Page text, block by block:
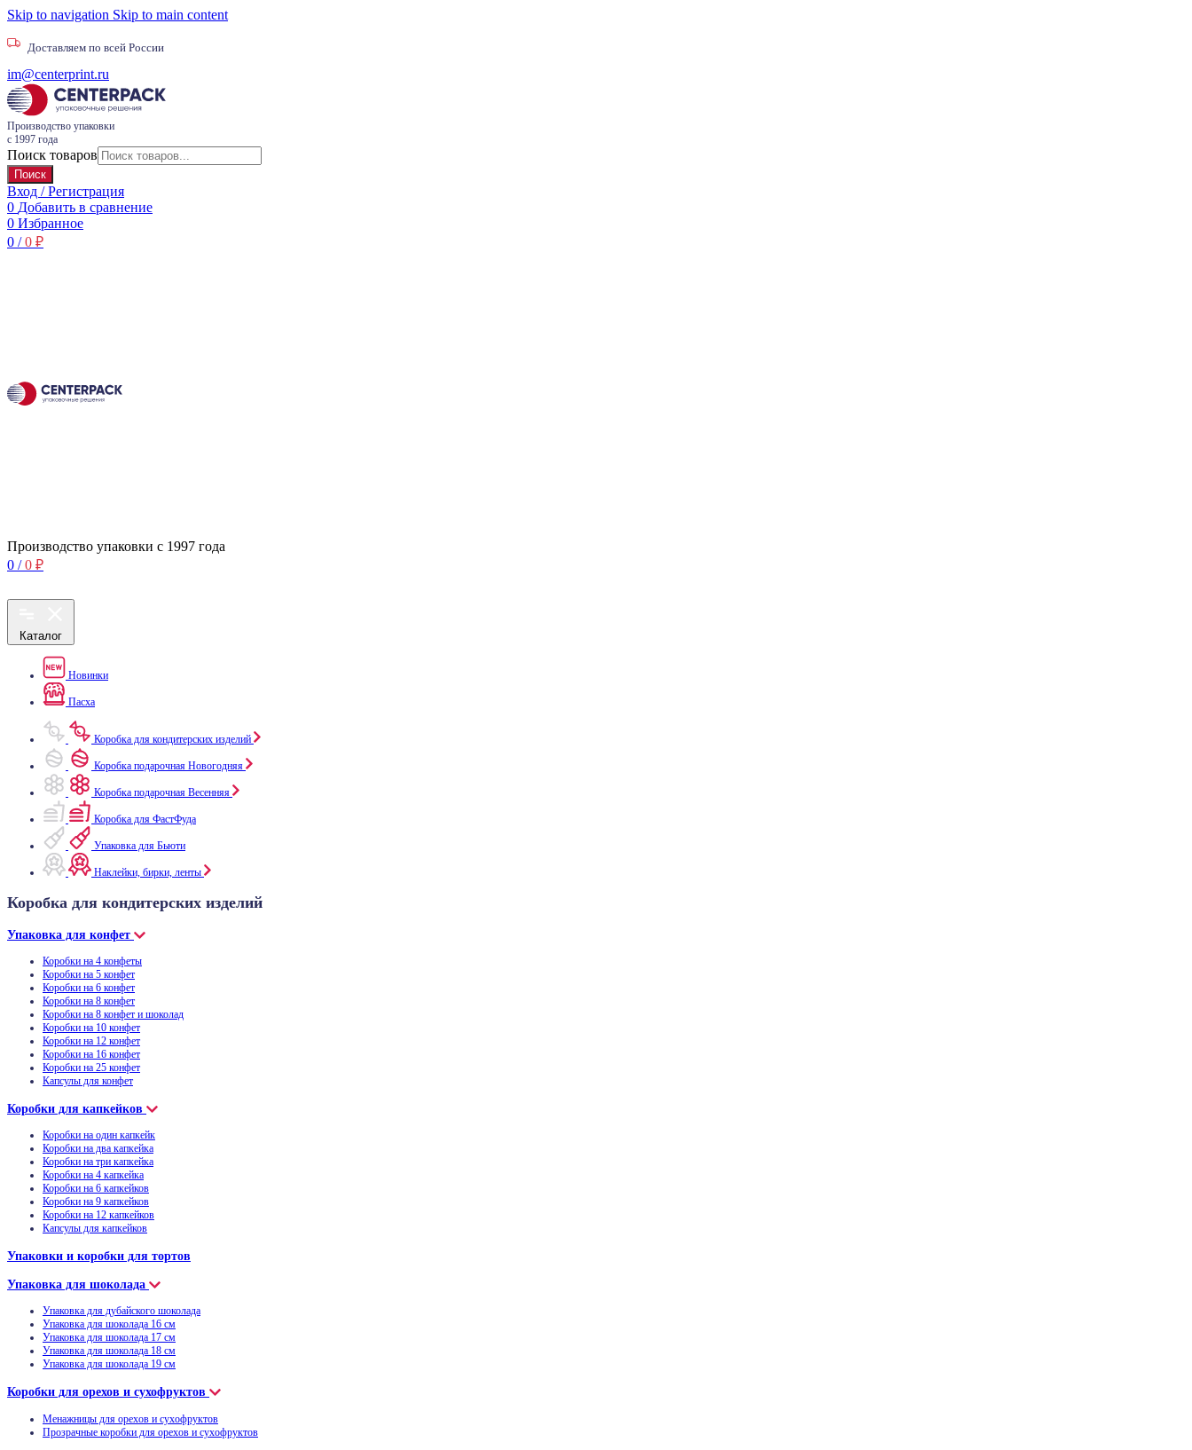
Skip to navigation Skip to main content
Доставляем по всей России
im@centerprint.ru
Производство упаковки
с 1997 года
Поиск товаров
Поиск
Вход / Регистрация
0 Добавить в сравнение
0 Избранное
0 / 0 ₽
Производство упаковки с 1997 года
0 / 0 ₽
Каталог
Новинки
Пасха
Коробка для кондитерских изделий
Коробка подарочная Новогодняя
Коробка подарочная Весенняя
Коробка для ФастФуда
Упаковка для Бьюти
Наклейки, бирки, ленты
Коробка для кондитерских изделий
Упаковка для конфет
Коробки на 4 конфеты
Коробки на 5 конфет
Коробки на 6 конфет
Коробки на 8 конфет
Коробки на 8 конфет и шоколад
Коробки на 10 конфет
Коробки на 12 конфет
Коробки на 16 конфет
Коробки на 25 конфет
Капсулы для конфет
Коробки для капкейков
Коробки на один капкейк
Коробки на два капкейка
Коробки на три капкейка
Коробки на 4 капкейка
Коробки на 6 капкейков
Коробки на 9 капкейков
Коробки на 12 капкейков
Капсулы для капкейков
Упаковки и коробки для тортов
Упаковка для шоколада
Упаковка для дубайского шоколада
Упаковка для шоколада 16 см
Упаковка для шоколада 17 см
Упаковка для шоколада 18 см
Упаковка для шоколада 19 см
Коробки для орехов и сухофруктов
Менажницы для орехов и сухофруктов
Прозрачные коробки для орехов и сухофруктов